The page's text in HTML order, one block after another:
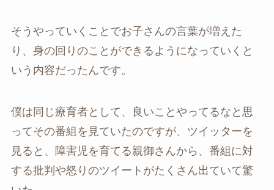
そうやっていくことでお子さんの言葉が増えた
り、身の回りのことができるようになっていくと
いう内容だったんです。
僕は同じ療育者として、良いことやってるなと思
ってその番組を見ていたのですが、ツイッターを
見ると、障害児を育てる親御さんから、番組に対
する批判や怒りのツイートがたくさん出ていて驚